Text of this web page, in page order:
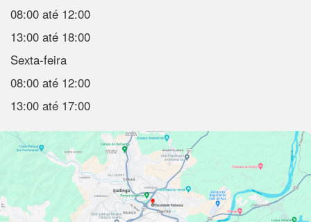
08:00 até 12:00
13:00 até 18:00
Sexta-feira
08:00 até 12:00
13:00 até 17:00